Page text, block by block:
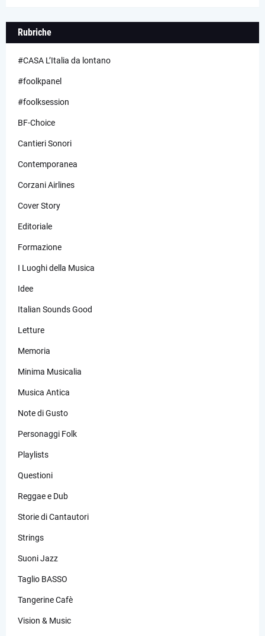
Rubriche
#CASA L’Italia da lontano
#foolkpanel
#foolksession
BF-Choice
Cantieri Sonori
Contemporanea
Corzani Airlines
Cover Story
Editoriale
Formazione
I Luoghi della Musica
Idee
Italian Sounds Good
Letture
Memoria
Minima Musicalia
Musica Antica
Note di Gusto
Personaggi Folk
Playlists
Questioni
Reggae e Dub
Storie di Cantautori
Strings
Suoni Jazz
Taglio BASSO
Tangerine Cafè
Vision & Music